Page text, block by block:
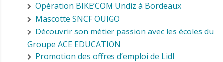
Opération BIKE’COM Undiz à Bordeaux
Mascotte SNCF OUIGO
Découvrir son métier passion avec les écoles du
Groupe ACE EDUCATION
Promotion des offres d’emploi de Lidl